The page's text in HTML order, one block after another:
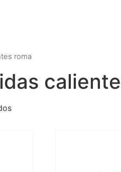
roma